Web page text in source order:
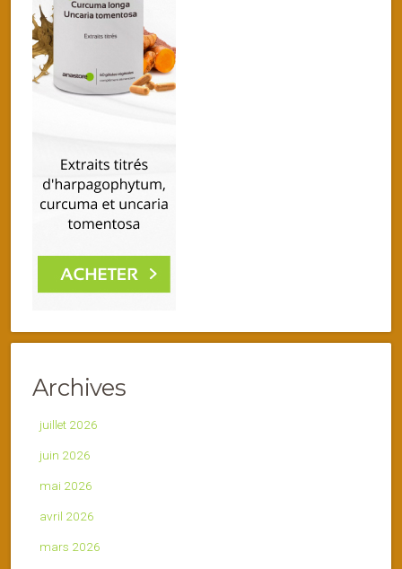
Archives
juillet 2026
juin 2026
mai 2026
avril 2026
mars 2026